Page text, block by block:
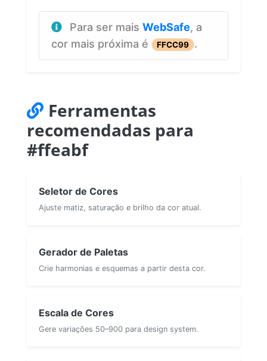
Para ser mais WebSafe, a
cor mais próxima é
FFCC99 .
Ferramentas
recomendadas para
#ffeabf
Seletor de Cores
Ajuste matiz, saturação e brilho da cor atual.
Gerador de Paletas
Crie harmonias e esquemas a partir desta cor.
Escala de Cores
Gere variações 50–900 para design system.